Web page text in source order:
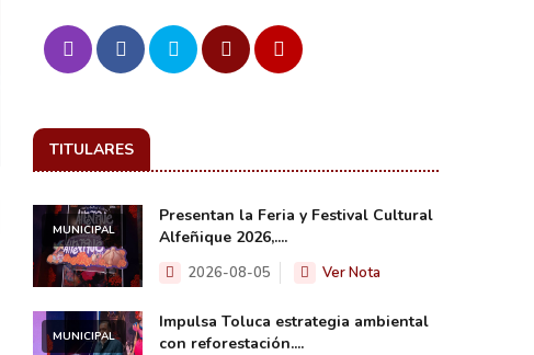
TITULARES
MUNICIPAL
Presentan la Feria y Festival Cultural
Alfeñique 2026,....
2026-08-05 Ver Nota
MUNICIPAL
Impulsa Toluca estrategia ambiental
con reforestación....